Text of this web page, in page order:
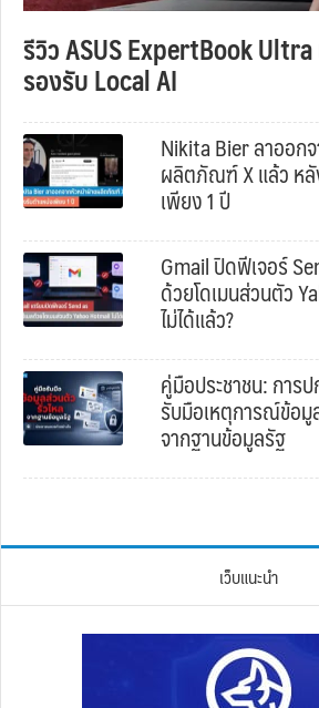
รีวิว ASUS ExpertBook
รองรับ Local AI
Nikita Bier ลาออก
ผลิตภัณฑ์ X แล้ว ห
เพียง 1 ปี
Gmail ปิดฟีเจอร์
ด้วยโดเมนส่วนตัว
ไม่ได้แล้ว?
คู่มือประชาชน: การ
รับมือเหตุการณ์ข้อมู
จากฐานข้อมูลรัฐ
เว็บแนะนำ